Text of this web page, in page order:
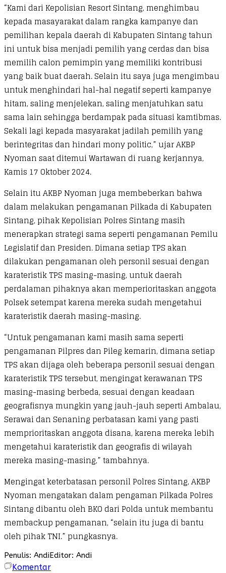
“Kami dari Kepolisian Resort Sintang, menghimbau
kepada masayarakat dalam rangka kampanye dan
pemilihan kepala daerah di Kabupaten Sintang tahun
ini untuk bisa menjadi pemilih yang cerdas dan bisa
memilih calon pemimpin yang memiliki kontribusi
yang baik buat daerah. Selain itu saya juga mengimbau
untuk menghindari hal-hal negatif seperti kampanye
hitam, saling menjelekan, saling menjatuhkan satu
sama lain sehingga berdampak pada situasi kamtibmas.
Sekali lagi kepada masyarakat jadilah pemilih yang
berintegritas dan hindari mony politic,” ujar AKBP
Nyoman saat ditemui Wartawan di ruang kerjannya,
Kamis 17 Oktober 2024.
Selain itu AKBP Nyoman juga membeberkan bahwa
dalam melakukan pengamanan Pilkada di Kabupaten
Sintang, pihak Kepolisian Polres Sintang masih
menerapkan strategi sama seperti pengamanan Pemilu
Legislatif dan Presiden. Dimana setiap TPS akan
dilakukan pengamanan oleh personil sesuai dengan
karateristik TPS masing-masing, untuk daerah
perdalaman pihaknya akan memperioritaskan anggota
Polsek setempat karena mereka sudah mengetahui
karateristik daerah masing-masing.
“Untuk pengamanan kami masih sama seperti
pengamanan Pilpres dan Pileg kemarin, dimana setiap
TPS akan dijaga oleh beberapa personil sesuai dengan
karateristik TPS tersebut, mengingat kerawanan TPS
masing-masing berbeda, sesuai dengan keadaan
geografisnya mungkin yang jauh-jauh seperti Ambalau,
Serawai dan Senaning perbatasan kami yang pasti
memprioritaskan anggota disana, karena mereka lebih
mengetahui karateristik dan geografis di wilayah
mereka masing-masing,” tambahnya.
Mengingat keterbatasan personil Polres Sintang, AKBP
Nyoman mengatakan dalam pengaman Pilkada Polres
Sintang dibantu oleh BKO dari Polda untuk membantu
membackup pengamanan, “selain itu juga di bantu
oleh pihak TNI.” pungkasnya.
Penulis: AndiEditor: Andi
Komentar